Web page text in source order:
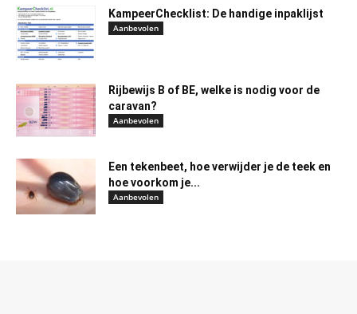
KampeerChecklist: De handige inpaklijst
Aanbevolen
Rijbewijs B of BE, welke is nodig voor de
caravan?
Aanbevolen
Een tekenbeet, hoe verwijder je de teek en
hoe voorkom je...
Aanbevolen